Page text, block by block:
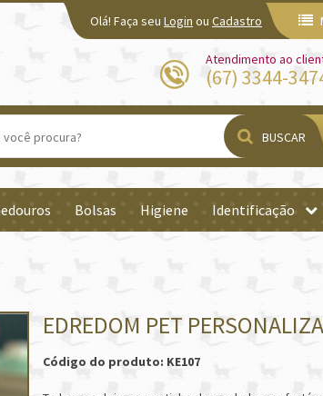
Olá! Faça seu Login ou Cadastro
Atendimento ao
(67) 3344-
BUSCAR
Bolsas Higiene Identificação
EDREDOM PET
Código do produto: KE107